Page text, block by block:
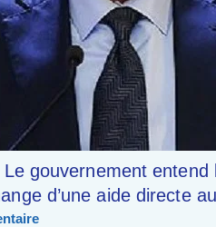
gouvernement
d’une aide directe